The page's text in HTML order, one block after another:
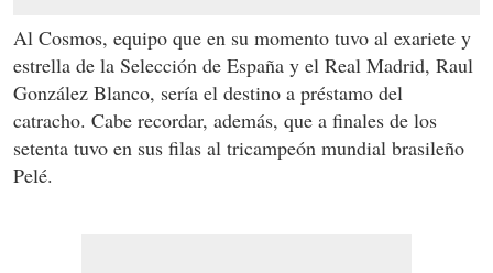
Al Cosmos, equipo que en su momento tuvo al exariete y
estrella de la Selección de España y el Real Madrid, Raul
González Blanco, sería el destino a préstamo del
catracho. Cabe recordar, además, que a finales de los
setenta tuvo en sus filas al tricampeón mundial brasileño
Pelé.